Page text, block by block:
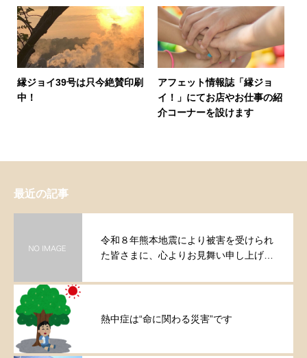
縁ジョイ39号は只今絶賛印刷
中！
アフェット情報誌「縁ジョ
イ！」にてお店やお仕事の紹
介コーナーを設けます
最近の記事
令和８年熊本地震により被害を受けられ
た皆さまに、心よりお見舞い申し上げま
熱中症は“命に関わる災害”です